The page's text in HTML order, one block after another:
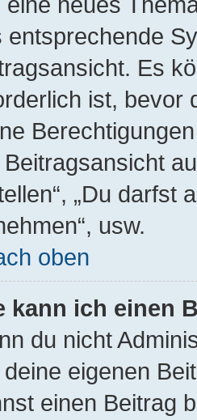
entsprechende
Es
ist, bevor
„Du darfst
usw.
oben
kann ich einen
du nicht
deine eigenen
einen Beitrag